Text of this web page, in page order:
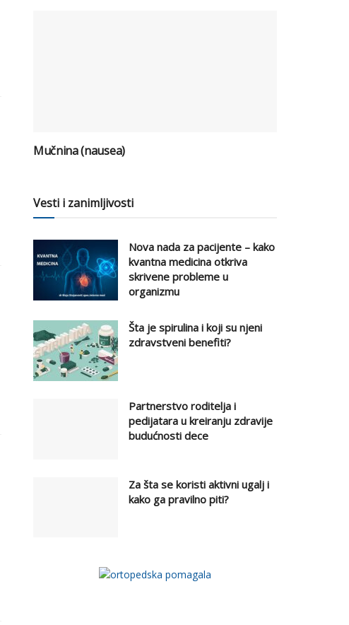
Mučnina (nausea)
Vesti i zanimljivosti
Nova nada za pacijente – kako
kvantna medicina otkriva
skrivene probleme u
organizmu
Šta je spirulina i koji su njeni
zdravstveni benefiti?
Partnerstvo roditelja i
pedijatara u kreiranju zdravije
budućnosti dece
Za šta se koristi aktivni ugalj i
kako ga pravilno piti?